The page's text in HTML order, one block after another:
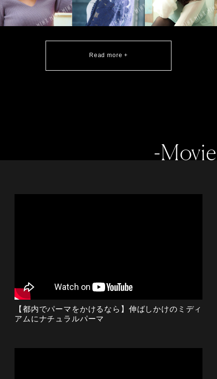
Read more +
-Movie
【都内でパーマをかけるなら】伸ばしかけのミディ
アムにナチュラルパーマ